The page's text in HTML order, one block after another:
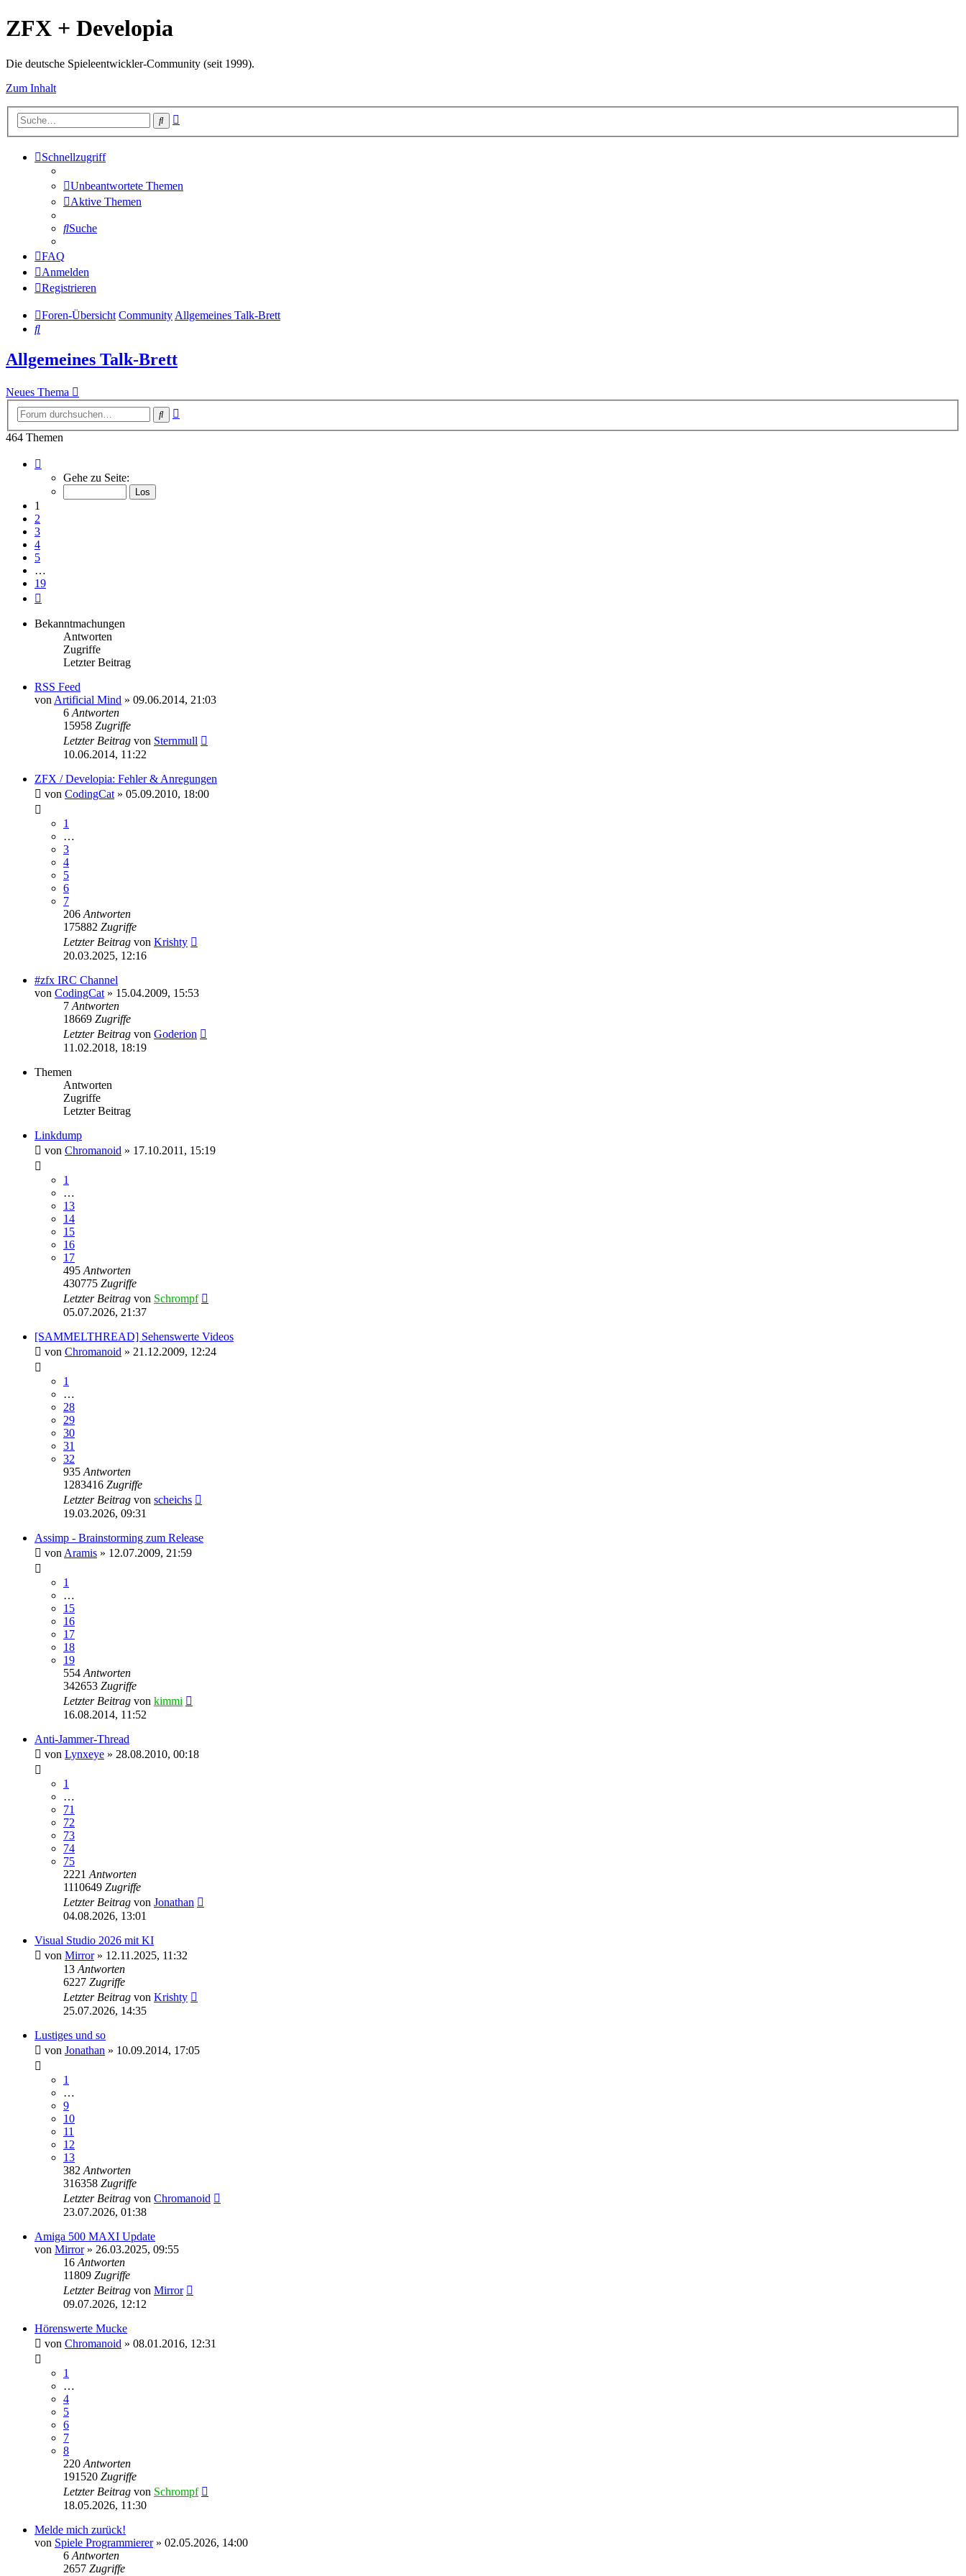
ZFX + Developia
Die deutsche Spieleentwickler-Community (seit 1999).
Zum Inhalt
Suche
Schnellzugriff
Unbeantwortete Themen
Aktive Themen
Suche
FAQ
Anmelden
Registrieren
Foren-Übersicht CommunityAllgemeines Talk-Brett
Suche
Allgemeines Talk-Brett
Neues Thema
Suche
464 Themen
von
Gehe zu Seite:
1
2
3
4
5
…
19
Bekanntmachungen
Antworten
Zugriffe
Letzter Beitrag
RSS Feed
von Artificial Mind » 09.06.2014, 21:03
6 Antworten
15958 Zugriffe
Letzter Beitrag von Sternmull
10.06.2014, 11:22
ZFX / Developia: Fehler & Anregungen
von CodingCat » 05.09.2010, 18:00
1
…
3
4
5
6
7
206 Antworten
175882 Zugriffe
Letzter Beitrag von Krishty
20.03.2025, 12:16
#zfx IRC Channel
von CodingCat » 15.04.2009, 15:53
7 Antworten
18669 Zugriffe
Letzter Beitrag von Goderion
11.02.2018, 18:19
Themen
Antworten
Zugriffe
Letzter Beitrag
Linkdump
von Chromanoid » 17.10.2011, 15:19
1
…
13
14
15
16
17
495 Antworten
430775 Zugriffe
Letzter Beitrag von Schrompf
05.07.2026, 21:37
[SAMMELTHREAD] Sehenswerte Videos
von Chromanoid » 21.12.2009, 12:24
1
…
28
29
30
31
32
935 Antworten
1283416 Zugriffe
Letzter Beitrag von scheichs
19.03.2026, 09:31
Assimp - Brainstorming zum Release
von Aramis » 12.07.2009, 21:59
1
…
15
16
17
18
19
554 Antworten
342653 Zugriffe
Letzter Beitrag von kimmi
16.08.2014, 11:52
Anti-Jammer-Thread
von Lynxeye » 28.08.2010, 00:18
1
…
71
72
73
74
75
2221 Antworten
1110649 Zugriffe
Letzter Beitrag von Jonathan
04.08.2026, 13:01
Visual Studio 2026 mit KI
von Mirror» 12.11.2025, 11:32
13 Antworten
6227 Zugriffe
Letzter Beitrag von Krishty
25.07.2026, 14:35
Lustiges und so
von Jonathan » 10.09.2014, 17:05
1
…
9
10
11
12
13
382 Antworten
316358 Zugriffe
Letzter Beitrag von Chromanoid
23.07.2026, 01:38
Amiga 500 MAXI Update
von Mirror» 26.03.2025, 09:55
16 Antworten
11809 Zugriffe
Letzter Beitrag von Mirror
09.07.2026, 12:12
Hörenswerte Mucke
von Chromanoid » 08.01.2016, 12:31
1
…
4
5
6
7
8
220 Antworten
191520 Zugriffe
Letzter Beitrag von Schrompf
18.05.2026, 11:30
Melde mich zurück!
von Spiele Programmierer» 02.05.2026, 14:00
6 Antworten
2657 Zugriffe